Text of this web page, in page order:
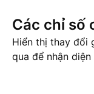
Các chỉ số
Hiển thị thay đổi
qua để nhận